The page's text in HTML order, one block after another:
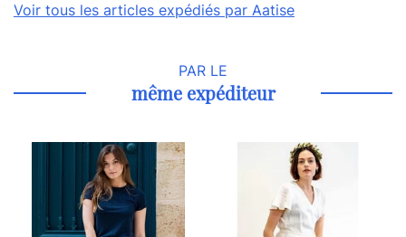
Voir tous les articles expédiés par Aatise
PAR LE
même expéditeur